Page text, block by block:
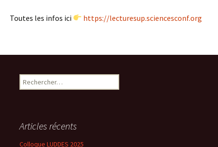
Toutes les infos ici https://lecturesup.sciencesconf.org
Rechercher :
Articles récents
Colloque LUDDES 2025